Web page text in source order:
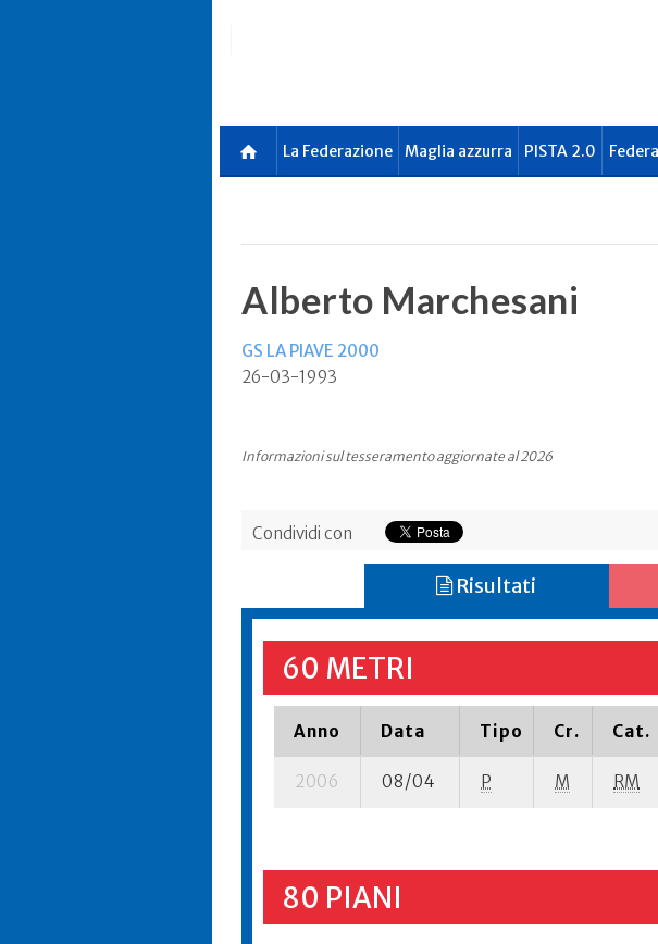
La Federazione Maglia azzurra PISTA 2.0
Alberto Marchesani
GS LA PIAVE 2000
26-03-1993
Informazioni sul tesseramento aggiornate al 2026
Condividi con
Risultati
60 METRI
Anno Data Tipo Cr. Cat.
2006 08/04 P M RM
80 PIANI